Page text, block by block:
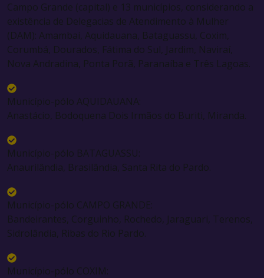
Campo Grande (capital) e 13 municípios, considerando a
existência de Delegacias de Atendimento à Mulher
(DAM): Amambai, Aquidauana, Bataguassu, Coxim,
Corumbá, Dourados, Fátima do Sul, Jardim, Naviraí,
Nova Andradina, Ponta Porã, Paranaíba e Três Lagoas.
Município-pólo AQUIDAUANA:
Anastácio, Bodoquena Dois Irmãos do Buriti, Miranda.
Município-pólo BATAGUASSU:
Anaurilândia, Brasilândia, Santa Rita do Pardo.
Município-pólo CAMPO GRANDE:
Bandeirantes, Corguinho, Rochedo, Jaraguari, Terenos,
Sidrolândia, Ribas do Rio Pardo.
Município-pólo COXIM: